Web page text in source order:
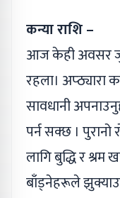
कन्या राशि –
आज केही अवसर
रहला। अप्ठ्यारा
सावधानी
पर्न सक्छ ।
लागि बुद्धि र श्रम
बाँड्‌नेहरूले